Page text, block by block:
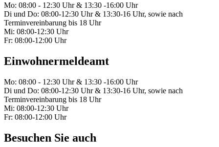
Mo: 08:00 - 12:30 Uhr & 13:30 -16:00 Uhr
Di und Do: 08:00-12:30 Uhr & 13:30-16 Uhr, sowie nach
Terminvereinbarung bis 18 Uhr
Mi: 08:00-12:30 Uhr
Fr: 08:00-12:00 Uhr
Einwohnermeldeamt
Mo: 08:00 - 12:30 Uhr & 13:30 -16:00 Uhr
Di und Do: 08:00-12:30 Uhr & 13:30-16 Uhr, sowie nach
Terminvereinbarung bis 18 Uhr
Mi: 08:00-12:30 Uhr
Fr: 08:00-12:00 Uhr
Besuchen Sie auch